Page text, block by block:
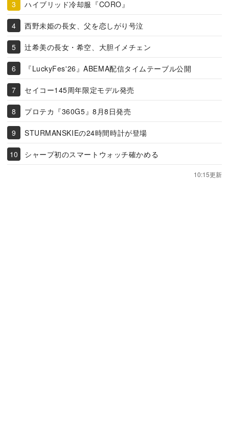
ハイブリッド冷却服『CORO』
西野未姫の長女、父を恋しがり号泣
辻希美の長女・希空、大胆イメチェン
『LuckyFes'26』ABEMA配信タイムテーブル公開
セイコー145周年限定モデル発売
プロテカ『360G5』8月8日発売
STURMANSKIEの24時間時計が登場
シャープ初のスマートウォッチ確かめる
10:15更新